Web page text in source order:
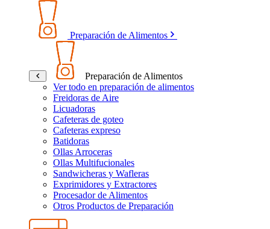
Preparación de Alimentos
Preparación de Alimentos
Ver todo en preparación de alimentos
Freidoras de Aire
Licuadoras
Cafeteras de goteo
Cafeteras expreso
Batidoras
Ollas Arroceras
Ollas Multifucionales
Sandwicheras y Wafleras
Exprimidores y Extractores
Procesador de Alimentos
Otros Productos de Preparación